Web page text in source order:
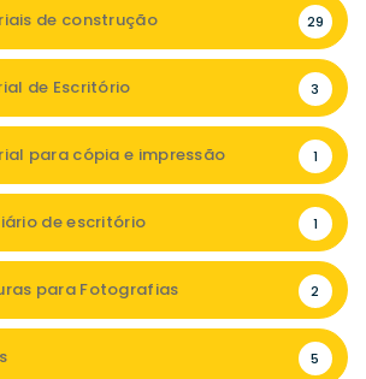
de construção 29
de Escritório 3
para cópia e impressão 1
de escritório 1
para Fotografias 2
5